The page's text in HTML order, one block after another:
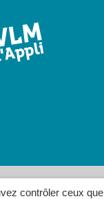
contrôler ceux que